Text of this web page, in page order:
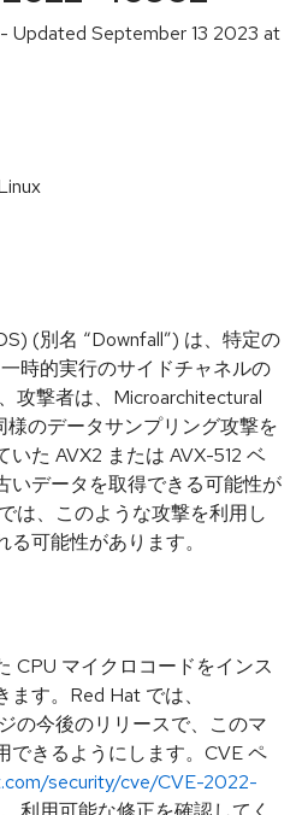
- Updated September 13 2023 at
(別名 “Downfall”) は、特定の
時的実行のサイドチャネルの
攻撃者は、Microarchitectural
様のデータサンプリング攻撃を
た AVX2 または AVX-512 ベ
いデータを取得できる可能性が
は、このような攻撃を利用し
可能性があります。
CPU マイクロコードをインス
す。Red Hat では、
の今後のリリースで、このマ
できるようにします。CVE ペ
security/cve/CVE-2022-